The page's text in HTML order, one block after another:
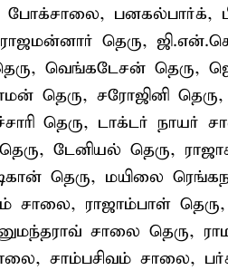
போக்சாலை, பனகல்பார்க்,
தெரு,
வெங்கடேசன் தெரு,
தெரு, சரோஜினி தெரு,
தெரு, டாக்டர் நாயர்
டேனியல் தெரு,
தெரு, மயிலை
ராஜாம்பாள் தெரு,
சாலை தெரு,
சாம்பசிவம் சாலை,